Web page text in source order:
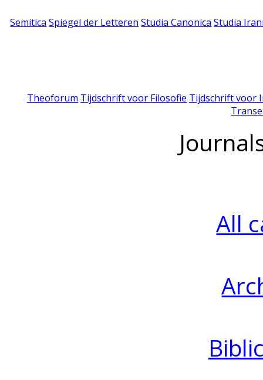
Semitica Spiegel der Letteren Studia Canonica Studia
Theoforum Tijdschrift voor Filosofie Tijdschrift voor
All